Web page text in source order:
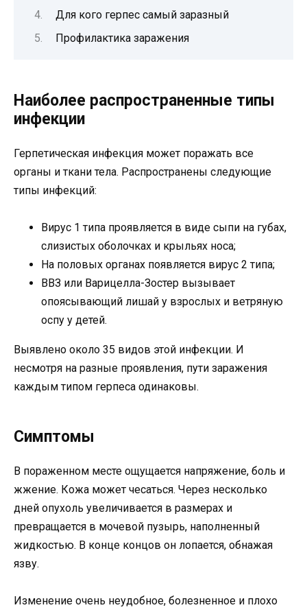
Для кого герпес самый заразный
Профилактика заражения
Наиболее распространенные типы
инфекции
Герпетическая инфекция может поражать все
органы и ткани тела. Распространены следующие
типы инфекций:
Вирус 1 типа проявляется в виде сыпи на губах,
слизистых оболочках и крыльях носа;
На половых органах появляется вирус 2 типа;
ВВЗ или Варицелла-Зостер вызывает
опоясывающий лишай у взрослых и ветряную
оспу у детей.
Выявлено около 35 видов этой инфекции. И
несмотря на разные проявления, пути заражения
каждым типом герпеса одинаковы.
Симптомы
В пораженном месте ощущается напряжение, боль и
жжение. Кожа может чесаться. Через несколько
дней опухоль увеличивается в размерах и
превращается в мочевой пузырь, наполненный
жидкостью. В конце концов он лопается, обнажая
язву.
Изменение очень неудобное, болезненное и плохо